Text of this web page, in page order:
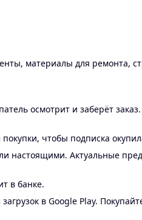
материалы для ремонта,
осмотрит и заберёт
чтобы подписка
настоящими. Актуальные
в банке.
в Google Play.